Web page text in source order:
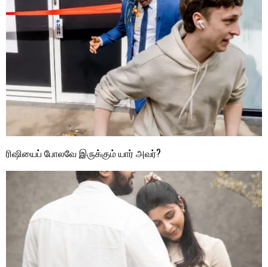
ரிஷியைப் போலவே இருக்கும் யார் அவர்?